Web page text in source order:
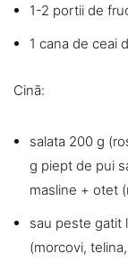
1-2 portii de
1 cana de ceai
Cinã:
salata 200 g
g piept de pui
masline + otet
sau peste gatit
(morcovi,